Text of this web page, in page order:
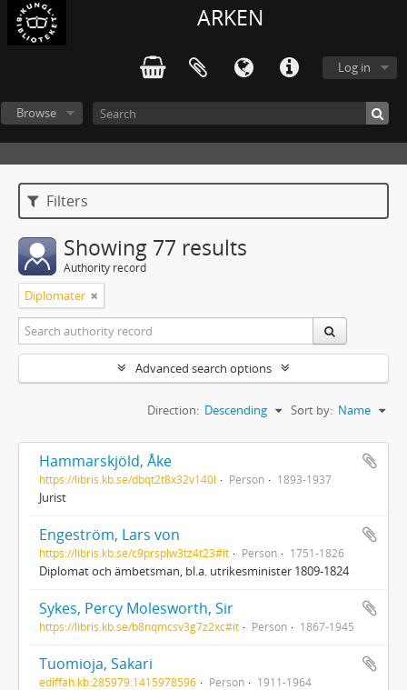
ARKEN
Log in
Browse
Filters
Showing 77 results
Authority record
Diplomater
Advanced search options
Sort by: Name
Direction: Descending
Hammarskjöld, Åke
https://libris.kb.se/dbqt2t8x32v140l Person 1893-1937
Jurist
Engeström, Lars von
https://libris.kb.se/c9prsplw3tz4t23#it Person 1751-1826
Diplomat och ämbetsman, bl.a. utrikesminister 1809-1824
Sykes, Percy Molesworth, Sir
https://libris.kb.se/b8nqmcsv3g7z2xc#it Person 1867-1945
Tuomioja, Sakari
ediffah:kb:285979:1415978596 Person 1911-1964